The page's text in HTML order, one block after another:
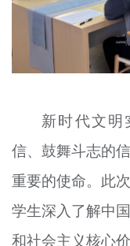
新时代文明
信、鼓舞斗志的
重要的使命。此
学生深入了解中
和社会主义核心价